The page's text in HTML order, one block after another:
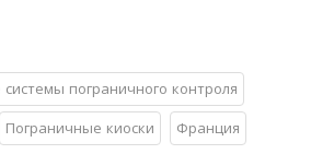
пограничного контроля
Пограничные киоски Франция